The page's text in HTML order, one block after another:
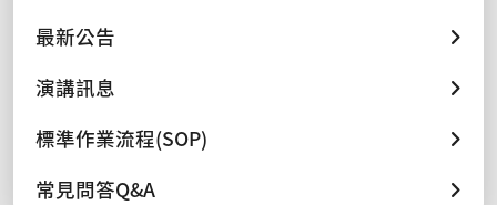
最新公告
演講訊息
標準作業流程(SOP)
常見問答Q&A